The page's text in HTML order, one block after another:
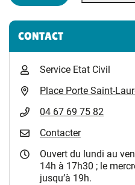
Informations
CONTACT
Service Etat Civil
Place Porte Saint-
04 67 69 75 82
Contacter
Ouvert du lundi au
14h à 17h30 ; le
jusqu’à 19h.